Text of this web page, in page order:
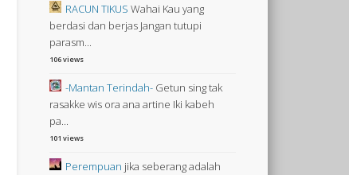
RACUN TIKUS Wahai Kau yang
berdasi dan berjas Jangan tutupi
parasm...
106 views
-Mantan Terindah- Getun sing tak
rasakke wis ora ana artine Iki kabeh
pa...
101 views
Perempuan jika seberang adalah